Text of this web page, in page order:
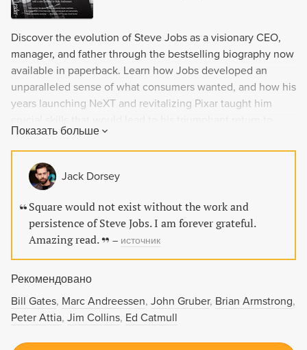
Discover the evolution of Steve Jobs as a visionary CEO,
manager, and father through the bestselling biography now
available in paperback. Learn how Jobs developed an
unparalleled sense of what consumers wanted, and how his
years launching NeXT and revitalizing Pixar taught him
Apple. With a new foreword by Marc Andreessen and new
afterword by the authors.
Показать больше
Jack Dorsey
Square would not exist without the work and
persistence of Steve Jobs. I am forever grateful.
Amazing read.
– источник
Рекомендовано
Bill Gates Marc Andreessen John Gruber Brian Armstrong
Peter Attia Jim Collins Ed Catmull